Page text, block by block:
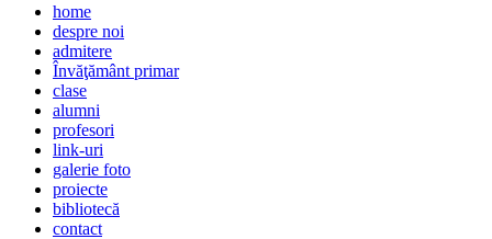
home
despre noi
admitere
Învăţământ primar
clase
alumni
profesori
link-uri
galerie foto
proiecte
bibliotecă
contact